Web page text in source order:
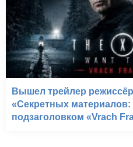
Вышел трейлер
«Секретных материалов:
подзаголовком «Vrach